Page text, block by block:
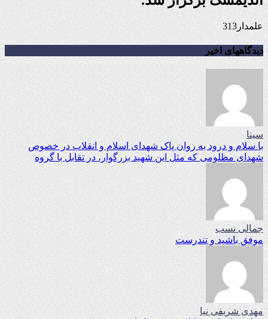
علمدار313
دیدگاههای اخیر
سینا
با سلام و درود به روان پاک شهدای اسلام و انقلاب در خصوص
شهدای مظلومی که مثل این شهید بزرگوار، در تقابل با گروه
جمالی نسب
موفق باشید و تندرست
مهدی شریفی نیا